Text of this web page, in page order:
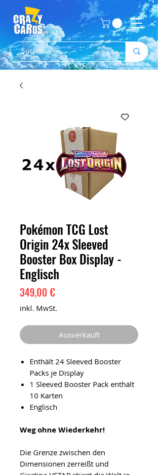
Pokémon TCG Lost
Origin 24x Sleeved
Booster Box Display -
Englisch
349,00 €
inkl. MwSt.
Ausverkauft
Enthält 24 Sleeved Booster
Packs je Display
1 Sleeved Booster Pack enthält
10 Karten
Englisch
Weg ohne Wiederkehr!
Die Grenze zwischen den
Dimensionen zerreißt und